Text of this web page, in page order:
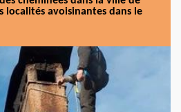
localités avoisinantes dans le